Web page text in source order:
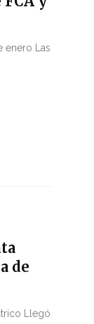
enero Las
de
Llegó